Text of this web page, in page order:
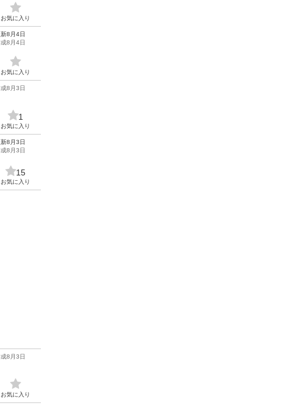
お気に入り
8月4日
8月4日
お気に入り
8月3日
1
お気に入り
8月3日
8月3日
15
お気に入り
8月3日
お気に入り